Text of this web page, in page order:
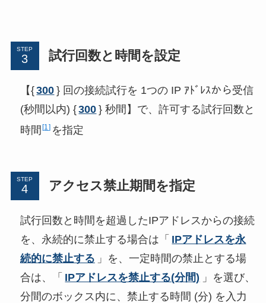
STEP 試行回数と時間を設定
【{300 } 回の接続試行を 1つの IP ｱﾄﾞﾚｽから受信
(秒間以内) {300 } 秒間】で、許可する試行回数と
時間 1 を指定
STEP アクセス禁止期間を指定
試行回数と時間を超過したIPアドレスからの接続
を、永続的に禁止する場合は「 IPアドレスを永
続的に禁止する 」を、一定時間の禁止とする場
合は、「 IPアドレスを禁止する(分間) 」を選び、
分間のボックス内に、禁止する時間 (分) を入力